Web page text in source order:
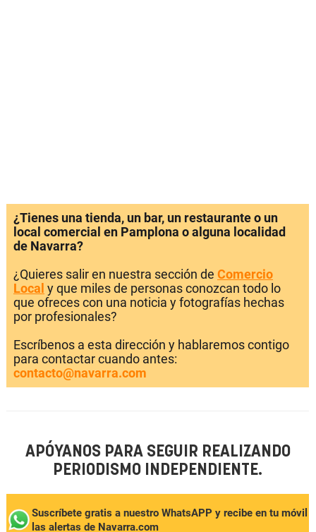
¿Tienes una tienda, un bar, un restaurante o un
local comercial en Pamplona o alguna localidad
de Navarra?
¿Quieres salir en nuestra sección de Comercio
Local y que miles de personas conozcan todo lo
que ofreces con una noticia y fotografías hechas
por profesionales?
Escríbenos a esta dirección y hablaremos contigo
para contactar cuando antes:
contacto@navarra.com
APÓYANOS PARA SEGUIR REALIZANDO
PERIODISMO INDEPENDIENTE.
Suscríbete gratis a nuestro WhatsAPP y recibe en tu móvil
las alertas de Navarra.com